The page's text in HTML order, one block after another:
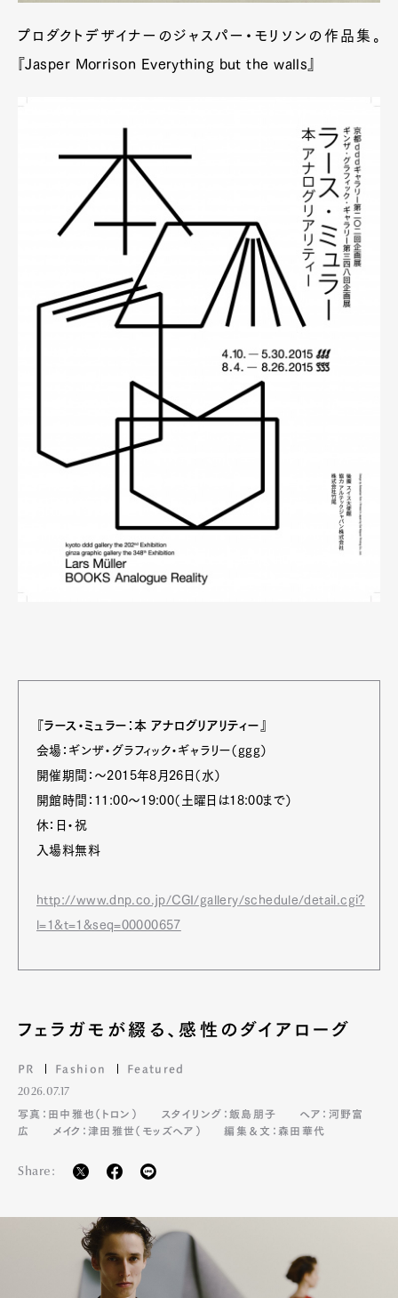
Art&DesignWatch
Product Culture Lifestyle
プロダクトデザイナーのジャスパー・モリソンの作品集。
『Jasper Morrison Everything but the walls』
『ラース・ミュラー：本 アナログリアリティー』
会場：ギンザ・グラフィック・ギャラリー（ggg）
開催期間：〜2015年8月26日（水）
開館時間：11:00～19:00（土曜日は18:00まで）
休：日・祝
入場料無料
http://www.dnp.co.jp/CGI/gallery/schedule/detail.cgi?
l=1&t=1&seq=00000657
フェラガモが綴る、感性のダイアローグ
PR Fashion Featured
2026.07.17
写真：田中雅也（トロン）
スタイリング：飯島朋子
ヘア：河野富
広
メイク：津田雅世（モッズヘア） 編集＆文：森田華代
Share: